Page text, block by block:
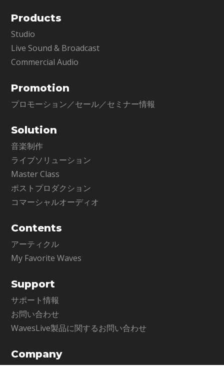
Products
Studio
Live Sound & Broadcast
Commercial Audio
Promotion
プロモーション／セール／セミナー情報
Solution
音楽制作
ライブソリューション
Master Class
ポストプロダクション
コマーシャルオーディオ
Contents
アーティクル
My Favorite Waves
Support
サポート情報
お問い合わせ
WavesLive製品に関するお問い合わせ
Company